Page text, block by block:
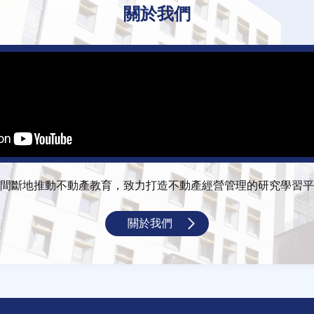
關於我們
斷地推動不動產教育，致力打造不動產經營管理的研究學習
關於我們